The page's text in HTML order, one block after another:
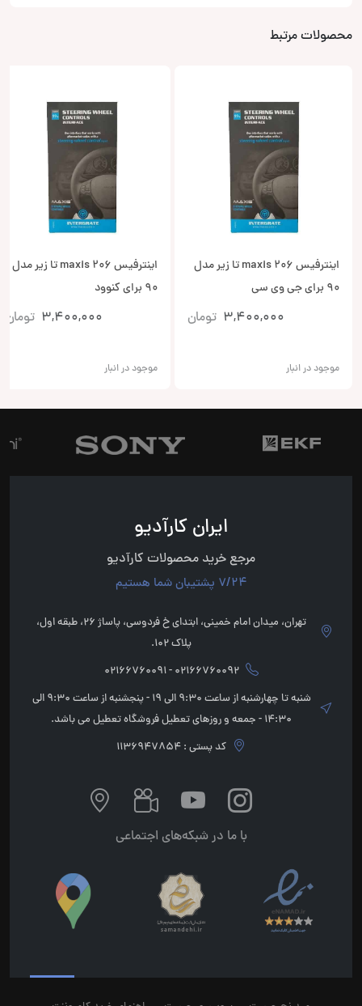
محصولات مرتبط
اینترفیس maxis 206 تا زیر مدل
90 برای جی وی سی
3,400,000 تومان
موجود در انبار
اینترفیس 206 maxis تا زیر مدل
90 برای کنوود
3,400,000 تومان
موجود در انبار
ایران کارآدیو
مرجع خرید محصولات کارآدیو
7/24 پشتیبان شما هستیم
تهران، میدان امام خمینی، ابتدای خ فردوسی، پاساژ 26، طبقه اول،
پلاک 102.
02166760092 - 02166760091
شنبه تا چهارشنبه از ساعت 9:30 الی 19 - پنجشنبه از ساعت 9:30 الی
14:30 - جمعه و روزهای تعطیل فروشگاه تعطیل می باشد.
کد پستی : 1136947854
با ما در شبکه‌های اجتماعی